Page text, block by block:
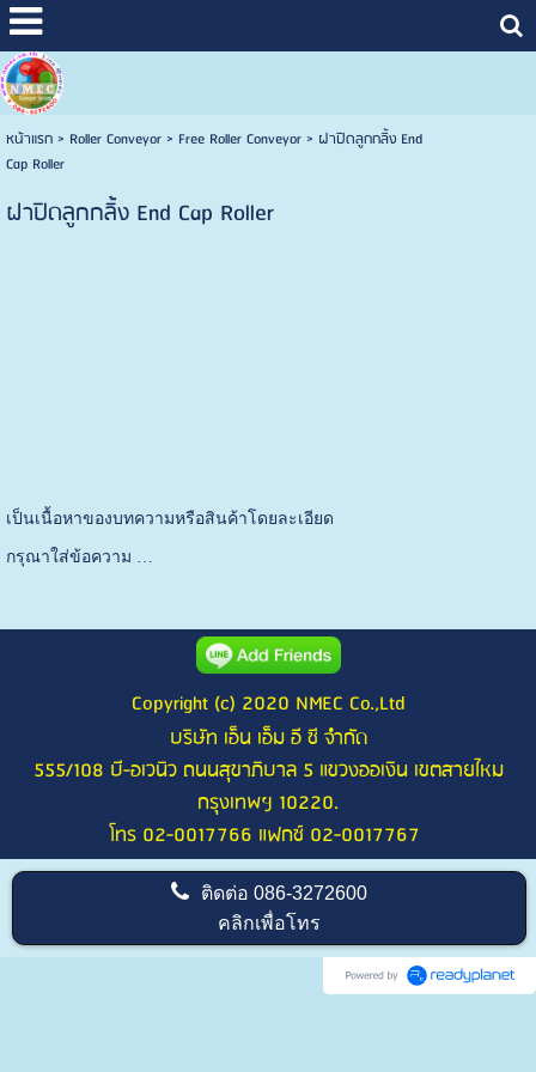
หน้าแรก> Roller Conveyor> Free Roller Conveyor> ฝาปิดลูกกลิ้ง End
Cap Roller
ฝาปิดลูกกลิ้ง End Cap Roller
เป็นเนื้อหาของบทความหรือสินค้าโดยละเอียด
กรุณาใส่ข้อความ …
Copyright (c) 2020 NMEC Co.,Ltd
บริษัท เอ็น เอ็ม อี ซี จำกัด
555/108 บี-อเวนิว ถนนสุขาภิบาล 5 แขวงออเงิน เขตสายไหม
กรุงเทพฯ 10220.
โทร 02-0017766 แฟกซ์ 02-0017767
ติดต่อ 086-3272600
คลิกเพื่อโทร